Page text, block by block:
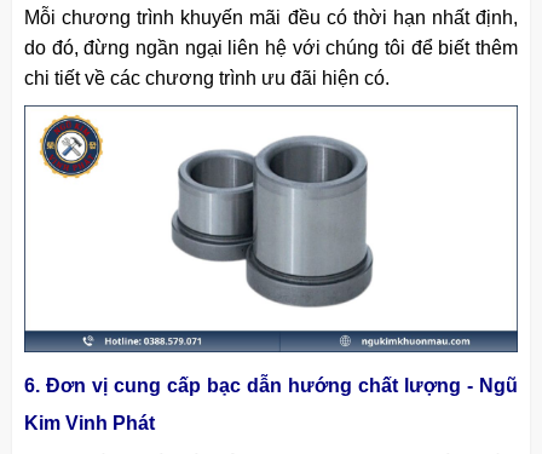
Mỗi chương trình khuyến mãi đều có thời hạn nhất định,
do đó, đừng ngần ngại liên hệ với chúng tôi để biết thêm
chi tiết về các chương trình ưu đãi hiện có.
6. Đơn vị cung cấp bạc dẫn hướng chất lượng - Ngũ
Kim Vinh Phát